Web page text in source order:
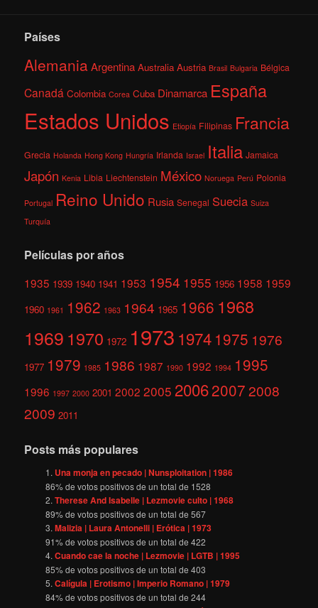
Países
AlemaniaArgentina Australia Austria Brasil Bulgaria Bélgica
Canadá Colombia Corea Cuba Dinamarca España
Estados Unidos Etiopía Filipinas Francia
Grecia Holanda Hong Kong Hungría Irlanda Israel Italia Jamaica
Japón Kenia Libia Liechtenstein México Noruega Perú Polonia
Portugal Reino Unido Rusia Senegal Suecia Suiza
Turquía
Películas por años
1935 1939 1940 1941 1953 1954 1955 1956 1958 1959
1960 1961 1962 1963 1964 1965 1966 1968
1969 1970 1972 1973 1974 1975 1976
1977 1979 1985 1986 1987 1990 1992 1994 1995
1996 1997 2000 2001 2002 2005 200620072008
2009 2011
Posts más populares
Una monja en pecado | Nunsploitation | 1986
86% de votos positivos de un total de 1528
Therese And Isabelle | Lezmovie culto | 1968
89% de votos positivos de un total de567
Malizia | Laura Antonelli | Erótica | 1973
91% de votos positivos de un total de422
Cuando cae la noche | Lezmovie | LGTB | 1995
85% de votos positivos de un total de403
Calígula | Erotismo | Imperio Romano | 1979
84% de votos positivos de un total de244